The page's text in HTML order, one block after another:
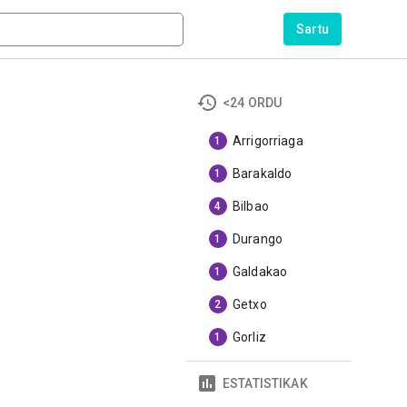
Sartu
<24 ORDU
1 Arrigorriaga
1 Barakaldo
4 Bilbao
1 Durango
1 Galdakao
2 Getxo
1 Gorliz
ESTATISTIKAK